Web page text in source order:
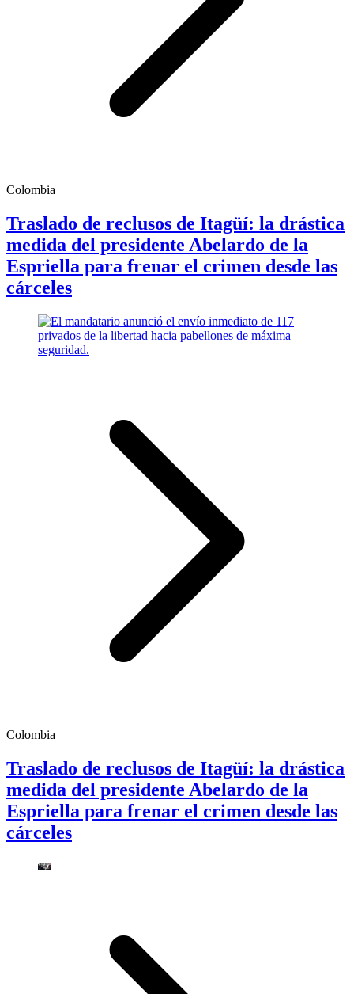
Colombia
Traslado de reclusos de Itagüí: la drástica
medida del presidente Abelardo de la
Espriella para frenar el crimen desde las
cárceles
Colombia
Traslado de reclusos de Itagüí: la drástica
medida del presidente Abelardo de la
Espriella para frenar el crimen desde las
cárceles